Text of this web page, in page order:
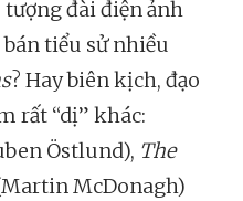
đài điện ảnh
tiểu sử nhiều
? Hay biên kịch, đạo
rất “dị” khác:
Östlund), The
McDonagh)